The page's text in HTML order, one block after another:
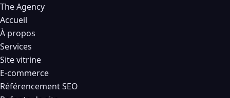
The Agency
Accueil
À propos
Services
Site vitrine
E-commerce
Référencement SEO